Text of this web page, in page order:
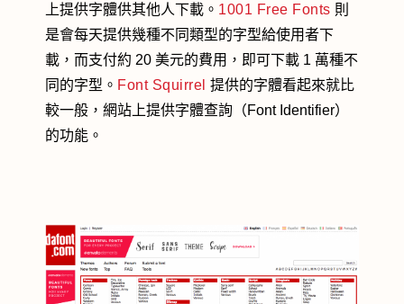
上提供字體供其他人下載。 1001 Free Fonts 則
是會每天提供幾種不同類型的字型給使用者下
載，而支付約 20 美元的費用，即可下載 1 萬種不
同的字型。 Font Squirrel 提供的字體看起來就比
較一般，網站上提供字體查詢（Font Identifier）
的功能。